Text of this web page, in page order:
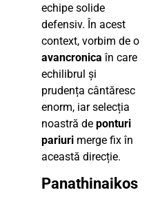
echipe solide
defensiv. În acest
context, vorbim de o
avancronica în care
echilibrul și
prudența cântăresc
enorm, iar selecția
noastră de ponturi
pariuri merge fix în
această direcție.
Panathinaikos